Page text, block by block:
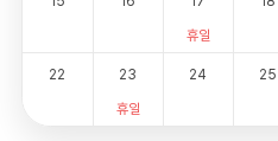
휴일
22
23
휴일
24 25